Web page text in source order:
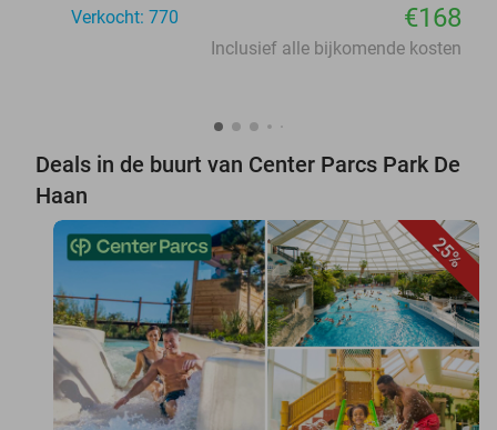
Verkocht: 770
€168
Inclusief alle bijkomende kosten
Deals in de buurt van Center Parcs Park De
Haan
25%